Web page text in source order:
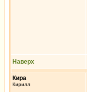
Наверх
Кира
Кирилл